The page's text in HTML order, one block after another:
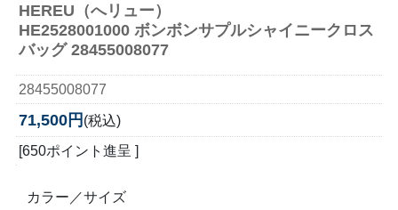
HEREU（へリュー）
HE2528001000 ボンボンサプルシャイニークロス
バッグ 28455008077
28455008077
71,500円 (税込)
[650ポイント進呈 ]
カラー／サイズ